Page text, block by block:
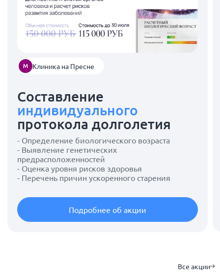
Клиника на Пресне
Составление
индивидуального
протокола долголетия
- Определение биологического возраста
- Выявление генетических
предрасположенностей
- Оценка уровня рисков здоровья
- Перечень причин ускоренного старения
Подробнее об акции
Все акции